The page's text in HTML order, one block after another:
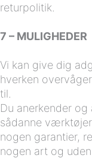
returpolitik.
7 – MULIGHEDER
Vi kan give dig
hverken
til.
Du anerkender
sådanne værktøjer
nogen garantier,
nogen art og